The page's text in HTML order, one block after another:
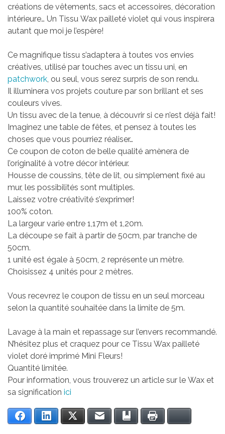
créations de vêtements, sacs et accessoires, décoration
intérieure… Un Tissu Wax pailleté violet qui vous inspirera
autant que moi je l’espère!
Ce magnifique tissu s’adaptera à toutes vos envies
créatives, utilisé par touches avec un tissu uni, en
patchwork, ou seul, vous serez surpris de son rendu.
Il illuminera vos projets couture par son brillant et ses
couleurs vives.
Un tissu avec de la tenue, à découvrir si ce n’est déjà fait!
Imaginez une table de fêtes, et pensez à toutes les
choses que vous pourriez réaliser…
Ce coupon de coton de belle qualité amènera de
l’originalité à votre décor intérieur.
Housse de coussins, tête de lit, ou simplement fixé au
mur, les possibilités sont multiples.
Laissez votre créativité s’exprimer!
100% coton.
La largeur varie entre 1,17m et 1,20m.
La découpe se fait à partir de 50cm, par tranche de
50cm.
1 unité est égale à 50cm, 2 représente un mètre.
Choisissez 4 unités pour 2 mètres.
Vous recevrez le coupon de tissu en un seul morceau
selon la quantité souhaitée dans la limite de 5m.
Lavage à la main et repassage sur l’envers recommandé.
N’hésitez plus et craquez pour ce Tissu Wax pailleté
violet doré imprimé Mini Fleurs!
Quantité limitée.
Pour information, vous trouverez un article sur le Wax et
sa signification ici
Facebook LinkedIn Twitter Bookmark